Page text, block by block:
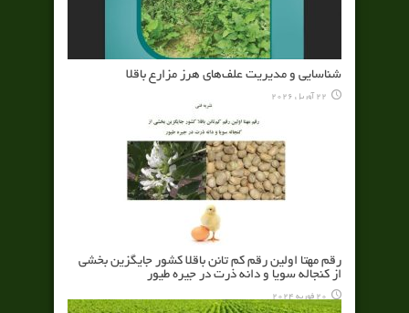
شناسایی و مدیریت علف‌های هرز مزارع باقلا
22 آوریل 2026
رقم مهتا اولين رقم كم تانن باقلا كشور جايگزين بخشي
از كنجاله سويا و دانه ذرت در جيره طيور
20 فوریه 2024